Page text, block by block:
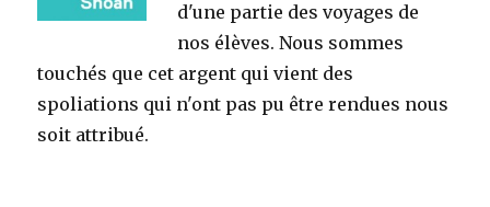
d'une partie des voyages de
nos élèves. Nous sommes
touchés que cet argent qui vient des
spoliations qui n'ont pas pu être rendues nous
soit attribué.